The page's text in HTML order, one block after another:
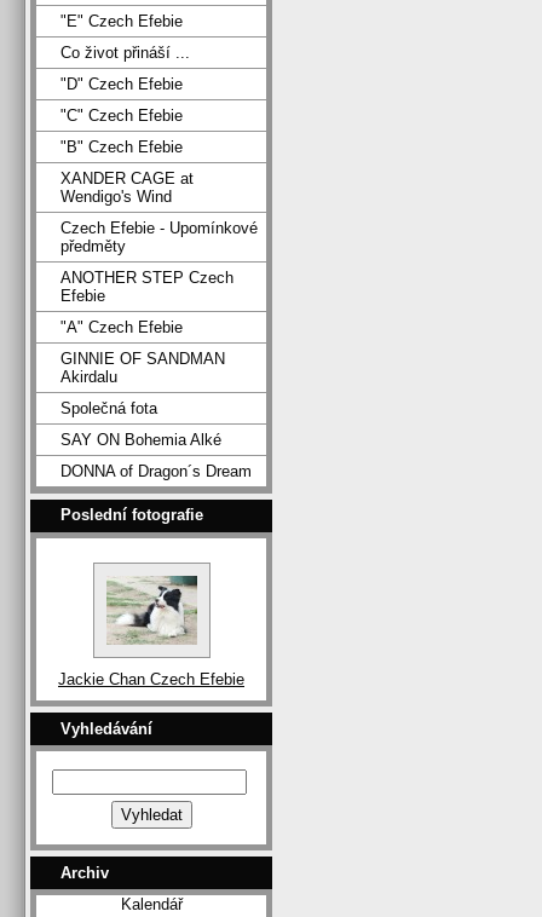
"E" Czech Efebie
Co život přináší ...
"D" Czech Efebie
"C" Czech Efebie
"B" Czech Efebie
XANDER CAGE at
Wendigo's Wind
Czech Efebie - Upomínkové
předměty
ANOTHER STEP Czech
Efebie
"A" Czech Efebie
GINNIE OF SANDMAN
Akirdalu
Společná fota
SAY ON Bohemia Alké
DONNA of Dragon´s Dream
Poslední fotografie
Jackie Chan Czech Efebie
Vyhledávání
Archiv
Kalendář